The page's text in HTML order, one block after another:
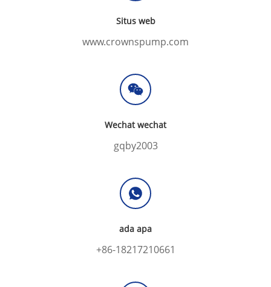
Situs web
www.crownspump.com
Wechat wechat
gqby2003
ada apa
+86-18217210661